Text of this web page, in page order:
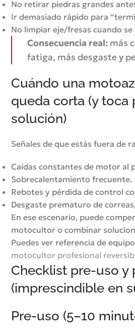
No retirar piedras grandes
Ir demasiado rápido para
No limpiar eje/fresas cuando
Consecuencia real: más
fatiga, más desgaste y
Cuándo una
queda corta (y toca
solución)
Señales de que estás fuera de
Caídas constantes de motor al
Sobrecalentamiento frecuente.
Rebotes y pérdida de control
Desgaste prematuro de
En ese escenario, puede
motocultor o combinar
Puedes ver referencia de
motocultor profesional
Checklist pre-uso y
(imprescindible en
Pre-uso (5–10